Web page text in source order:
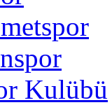
Kulübü